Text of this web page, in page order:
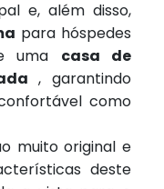
e, além disso,
para hóspedes
uma casa de
, garantindo
como
muito original e
deste